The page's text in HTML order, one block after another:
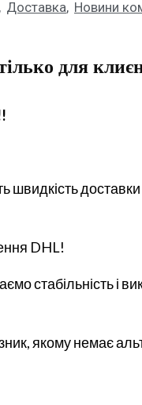
, Доставка, Новини
для
доставки
DHL!
стабільність і
якому немає